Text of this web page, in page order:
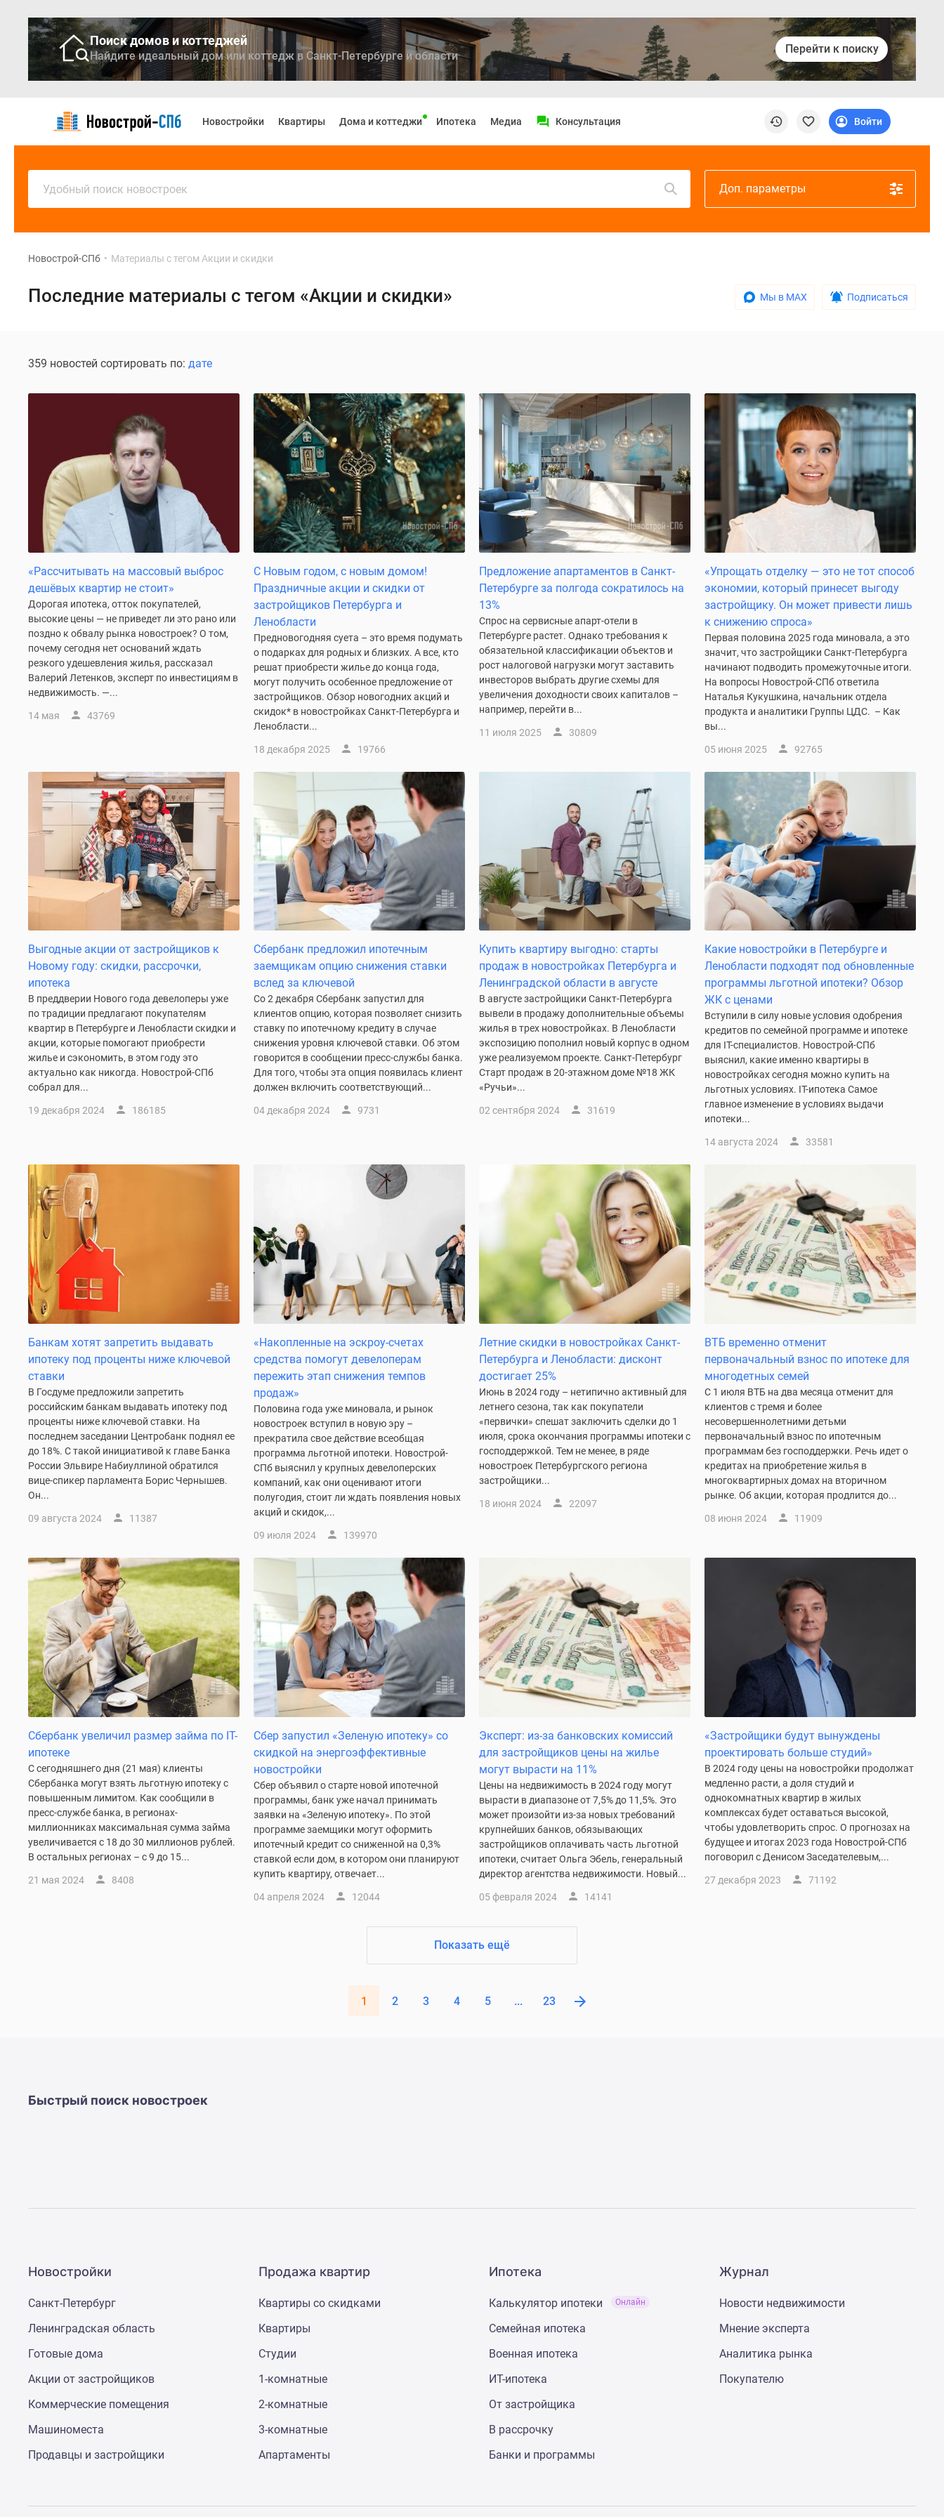
Поиск домов и коттеджей
Найдите идеальный дом или коттедж в Санкт-Петербурге и области
Перейти к поиску
Медиа
проекте
Контакты
сайте
застройщики
предложения
Апартаменты
Новостройки
комнатные
Готовые
новостройки
комнатные
Военная
ипотека
Покупателю
Новостройки
Петербурга
Аналитика
новостроек
Субсидированная
застройщиком
Студии
Ипотечный
калькулятор
недвижимости
Новостройки
Ленинградской
области
ипотека
Квартиры
Новостройки
бизнес-
класса
коттеджи
Коттеджные
поселки
Санкт-
Петербурге
Коттеджные
Ленинградской
Готовые
коттеджные
поселки
Строящиеся
коттеджные
поселки
Коттеджные
поселки
Коттеджные
поселки
ипотеку
Бизнес-
центры
Коттеджи
Траншевая
ипотека
Скидки
Рассрочка
Новостройки Квартиры Дома и коттеджи Ипотека Медиа Консультация Войти
Удобный поиск новостроек Доп. параметры
Новострой-СПб • Материалы с тегом Акции и скидки
Последние материалы с тегом «Акции и скидки» Мы в MAX Подписаться
359 новостей сортировать по: дате
«Рассчитывать на массовый выброс
дешёвых квартир не стоит»
Дорогая ипотека, отток покупателей,
высокие цены — не приведет ли это рано или
поздно к обвалу рынка новостроек? О том,
почему сегодня нет оснований ждать
резкого удешевления жилья, рассказал
Валерий Летенков, эксперт по инвестициям в
недвижимость. —...
14 мая 43769
С Новым годом, с новым домом!
Праздничные акции и скидки от
застройщиков Петербурга и
Ленобласти
Предновогодняя суета – это время подумать
о подарках для родных и близких. А все, кто
решат приобрести жилье до конца года,
могут получить особенное предложение от
застройщиков. Обзор новогодних акций и
скидок* в новостройках Санкт-Петербурга и
Ленобласти...
18 декабря 2025 19766
Предложение апартаментов в Санкт-
Петербурге за полгода сократилось на
13%
Спрос на сервисные апарт-отели в
Петербурге растет. Однако требования к
обязательной классификации объектов и
рост налоговой нагрузки могут заставить
инвесторов выбрать другие схемы для
увеличения доходности своих капиталов –
например, перейти в...
11 июля 2025 30809
«Упрощать отделку — это не тот способ
экономии, который принесет выгоду
застройщику. Он может привести лишь
к снижению спроса»
Первая половина 2025 года миновала, а это
значит, что застройщики Санкт-Петербурга
начинают подводить промежуточные итоги.
На вопросы Новострой-СПб ответила
Наталья Кукушкина, начальник отдела
продукта и аналитики Группы ЦДС. – Как
вы...
05 июня 2025 92765
Выгодные акции от застройщиков к
Новому году: скидки, рассрочки,
ипотека
В преддверии Нового года девелоперы уже
по традиции предлагают покупателям
квартир в Петербурге и Ленобласти скидки и
акции, которые помогают приобрести
жилье и сэкономить, в этом году это
актуально как никогда. Новострой-СПб
собрал для...
19 декабря 2024 186185
Сбербанк предложил ипотечным
заемщикам опцию снижения ставки
вслед за ключевой
Со 2 декабря Сбербанк запустил для
клиентов опцию, которая позволяет снизить
ставку по ипотечному кредиту в случае
снижения уровня ключевой ставки. Об этом
говорится в сообщении пресс-службы банка.
Для того, чтобы эта опция появилась клиент
должен включить соответствующий...
04 декабря 2024 9731
Купить квартиру выгодно: старты
продаж в новостройках Петербурга и
Ленинградской области в августе
В августе застройщики Санкт-Петербурга
вывели в продажу дополнительные объемы
жилья в трех новостройках. В Ленобласти
экспозицию пополнил новый корпус в одном
уже реализуемом проекте. Санкт-Петербург
Старт продаж в 20-этажном доме №18 ЖК
«Ручьи»...
02 сентября 2024 31619
Какие новостройки в Петербурге и
Ленобласти подходят под обновленные
программы льготной ипотеки? Обзор
ЖК с ценами
Вступили в силу новые условия одобрения
кредитов по семейной программе и ипотеке
для IT-специалистов. Новострой-СПб
выяснил, какие именно квартиры в
новостройках сегодня можно купить на
льготных условиях. IT-ипотека Самое
главное изменение в условиях выдачи
ипотеки...
14 августа 2024 33581
Банкам хотят запретить выдавать
ипотеку под проценты ниже ключевой
ставки
В Госдуме предложили запретить
российским банкам выдавать ипотеку под
проценты ниже ключевой ставки. На
последнем заседании Центробанк поднял ее
до 18%. С такой инициативой к главе Банка
России Эльвире Набиуллиной обратился
вице-спикер парламента Борис Чернышев.
Он...
09 августа 2024 11387
«Накопленные на эскроу-счетах
средства помогут девелоперам
пережить этап снижения темпов
продаж»
Половина года уже миновала, и рынок
новостроек вступил в новую эру –
прекратила свое действие всеобщая
программа льготной ипотеки. Новострой-
СПб выяснил у крупных девелоперских
компаний, как они оценивают итоги
полугодия, стоит ли ждать появления новых
акций и скидок,...
09 июля 2024 139970
Летние скидки в новостройках Санкт-
Петербурга и Ленобласти: дисконт
достигает 25%
Июнь в 2024 году – нетипично активный для
летнего сезона, так как покупатели
«первички» спешат заключить сделки до 1
июля, срока окончания программы ипотеки с
господдержкой. Тем не менее, в ряде
новостроек Петербургского региона
застройщики...
18 июня 2024 22097
ВТБ временно отменит
первоначальный взнос по ипотеке для
многодетных семей
С 1 июля ВТБ на два месяца отменит для
клиентов с тремя и более
несовершеннолетними детьми
первоначальный взнос по ипотечным
программам без господдержки. Речь идет о
кредитах на приобретение жилья в
многоквартирных домах на вторичном
рынке. Об акции, которая продлится до...
08 июня 2024 11909
Сбербанк увеличил размер займа по IT-
ипотеке
С сегодняшнего дня (21 мая) клиенты
Сбербанка могут взять льготную ипотеку с
повышенным лимитом. Как сообщили в
пресс-службе банка, в регионах-
миллионниках максимальная сумма займа
увеличивается с 18 до 30 миллионов рублей.
В остальных регионах – с 9 до 15...
21 мая 2024 8408
Сбер запустил «Зеленую ипотеку» со
скидкой на энергоэффективные
новостройки
Сбер объявил о старте новой ипотечной
программы, банк уже начал принимать
заявки на «Зеленую ипотеку». По этой
программе заемщики могут оформить
ипотечный кредит со сниженной на 0,3%
ставкой если дом, в котором они планируют
купить квартиру, отвечает...
04 апреля 2024 12044
Эксперт: из-за банковских комиссий
для застройщиков цены на жилье
могут вырасти на 11%
Цены на недвижимость в 2024 году могут
вырасти в диапазоне от 7,5% до 11,5%. Это
может произойти из-за новых требований
крупнейших банков, обязывающих
застройщиков оплачивать часть льготной
ипотеки, считает Ольга Эбель, генеральный
директор агентства недвижимости. Новый...
05 февраля 2024 14141
«Застройщики будут вынуждены
проектировать больше студий»
В 2024 году цены на новостройки продолжат
медленно расти, а доля студий и
однокомнатных квартир в жилых
комплексах будет оставаться высокой,
чтобы удовлетворить спрос. О прогнозах на
будущее и итогах 2023 года Новострой-СПб
поговорил с Денисом Заседателевым,...
27 декабря 2023 71192
Показать ещё
1 2 3 4 5 ... 23
Быстрый поиск новостроек
Новостройки
Санкт-Петербург
Ленинградская область
Готовые дома
Акции от застройщиков
Коммерческие помещения
Машиноместа
Продавцы и застройщики
Продажа квартир
Квартиры со скидками
Квартиры
Студии
1-комнатные
2-комнатные
3-комнатные
Апартаменты
Ипотека
Калькулятор ипотеки Онлайн
Семейная ипотека
Военная ипотека
ИТ-ипотека
От застройщика
В рассрочку
Банки и программы
Журнал
Новости недвижимости
Мнение эксперта
Аналитика рынка
Покупателю